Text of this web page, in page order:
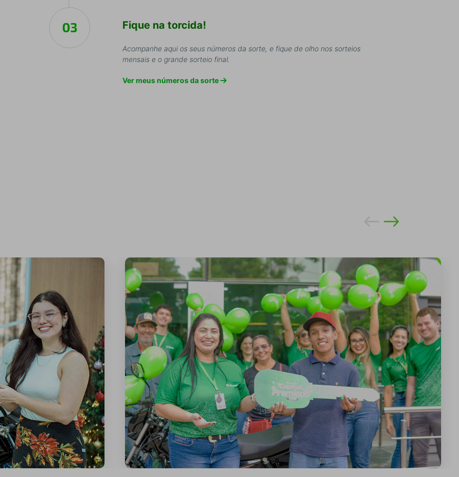
Fique na torcida!
Acompanhe aqui os seus números da sorte, e fique de olho nos sorteios
mensais e o grande sorteio final.
Ver meus números da sorte